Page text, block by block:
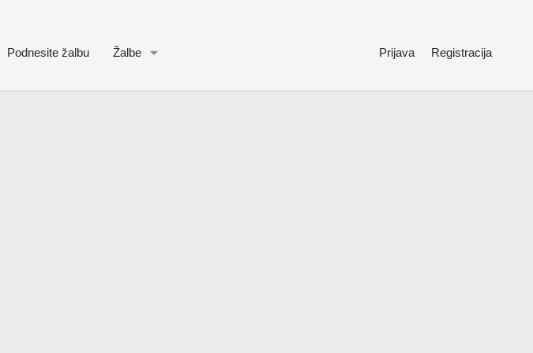
Podnesite žalbu Žalbe Prijava Registracija